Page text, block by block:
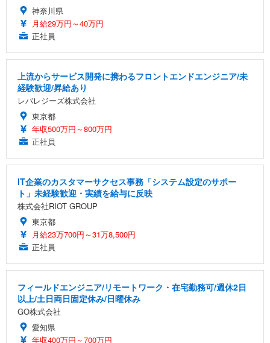
神奈川県
月給29万円～40万円
正社員
上流からサービス開発に携わるフロントエンドエンジニア/未
経験歓迎/昇給あり
レバレジーズ株式会社
東京都
年収500万円～800万円
正社員
IT企業のカスタマーサクセス事務「システム設定のサポー
ト」未経験歓迎・実績を給与に反映
株式会社RIOT GROUP
東京都
月給23万700円～31万8,500円
正社員
フィールドエンジニア/リモートワーク・在宅勤務可/週休2日
以上/土日両日固定休み/日曜休み
GO株式会社
愛知県
年収400万円～700万円